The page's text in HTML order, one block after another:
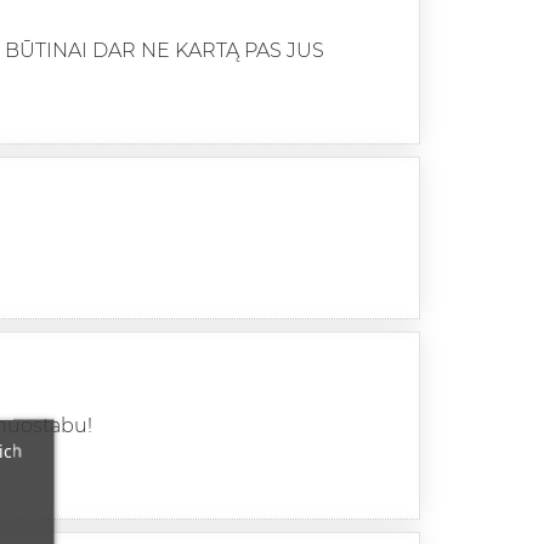
DAR NE KARTĄ PAS JUS